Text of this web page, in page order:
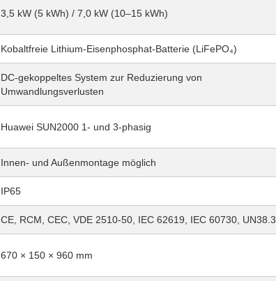
3,5 kW (5 kWh) / 7,0 kW (10–15 kWh)
Kobaltfreie Lithium-Eisenphosphat-Batterie (LiFePO₄)
DC-gekoppeltes System zur Reduzierung von
Umwandlungsverlusten
Huawei SUN2000 1- und 3-phasig
Innen- und Außenmontage möglich
IP65
CE, RCM, CEC, VDE 2510-50, IEC 62619, IEC 60730, UN38.3
670 × 150 × 960 mm